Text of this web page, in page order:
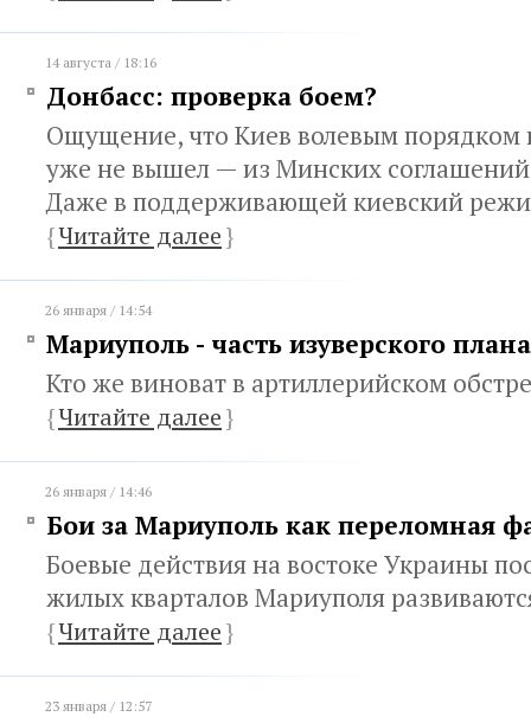
14 августа / 18:16
Донбасс: проверка боем?
Ощущение, что Киев волевым порядком
уже не вышел — из Минских
Даже в поддерживающей киевский
{Читайте далее}
26 января / 14:54
Мариуполь - часть изуверского
Кто же виноват в артиллерийском
{Читайте далее}
26 января / 14:46
Бои за Мариуполь как переломная
Боевые действия на востоке Украины
жилых кварталов Мариуполя
{Читайте далее}
23 января / 12:57